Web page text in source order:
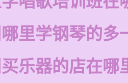
里学钢琴的多
乐器的店在哪